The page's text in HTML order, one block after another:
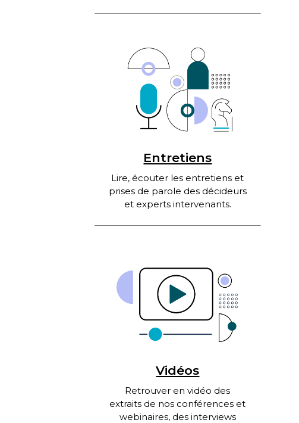
Entretiens
Lire, écouter les entretiens et
prises de parole des décideurs
et experts intervenants.
Vidéos
Retrouver en vidéo des
extraits de nos conférences et
webinaires, des interviews